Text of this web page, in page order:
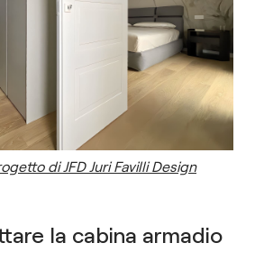
di JFD Juri Favilli Design
la cabina armadio